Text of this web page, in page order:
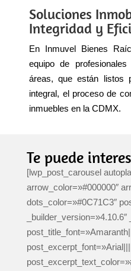
Soluciones
Integridad y
En Inmuvel Bienes
equipo de
áreas, que están listos
integral, el proceso de
inmuebles en la CDMX.
Te puede
[lwp_post_carousel
arrow_color=»#000000″
dots_color=»#0C71C3″